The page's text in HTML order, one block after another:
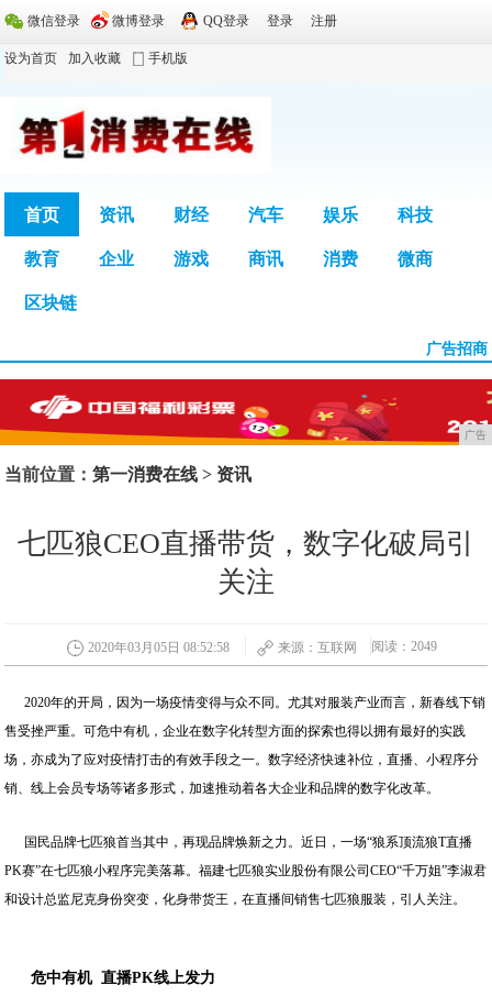
微信登录 微博登录 QQ登录 登录 注册
设为首页 加入收藏 手机版
首页 资讯 财经 汽车 娱乐 科技
教育 企业 游戏 商讯 消费 微商
区块链
广告招商
广告
当前位置：第一消费在线 > 资讯
七匹狼CEO直播带货，数字化破局引
关注
2020年03月05日 08:52:58 来源：互联网 阅读：2049
2020年的开局，因为一场疫情变得与众不同。尤其对服装产业而言，新春线下销
售受挫严重。可危中有机，企业在数字化转型方面的探索也得以拥有最好的实践
场，亦成为了应对疫情打击的有效手段之一。数字经济快速补位，直播、小程序分
销、线上会员专场等诸多形式，加速推动着各大企业和品牌的数字化改革。
国民品牌七匹狼首当其中，再现品牌焕新之力。近日，一场“狼系顶流狼T直播
PK赛”在七匹狼小程序完美落幕。福建七匹狼实业股份有限公司CEO“千万姐”李淑君
和设计总监尼克身份突变，化身带货王，在直播间销售七匹狼服装，引人关注。
危中有机 直播PK线上发力